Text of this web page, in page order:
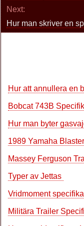
Next:
Hur man skriver en
Hur att annullera en
Bobcat 743B
Hur man byter
1989 Yamaha
Massey Ferguson
Typer av Jettas
Vridmoment
Militära Trailer